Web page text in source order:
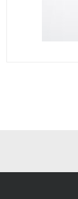
유의사항